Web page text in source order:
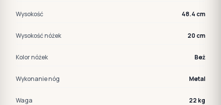
Wysokość 48.4 cm
Wysokość nóżek 20 cm
Kolor nóżek Beż
Wykonanie nóg Metal
Waga 22 kg